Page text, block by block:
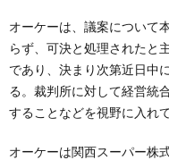
オーケーは、議案について
らず、可決と処理されたと
であり、決まり次第近日中
る。裁判所に対して経営統
することなどを視野に入れ
オーケーは関西スーパー株